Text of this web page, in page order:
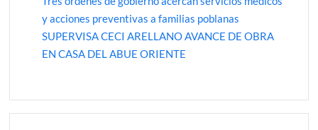
y acciones preventivas a familias poblanas
SUPERVISA CECI ARELLANO AVANCE DE OBRA
EN CASA DEL ABUE ORIENTE